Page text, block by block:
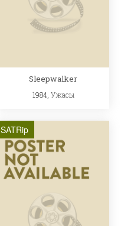
Sleepwalker
1984, Ужасы
SATRip